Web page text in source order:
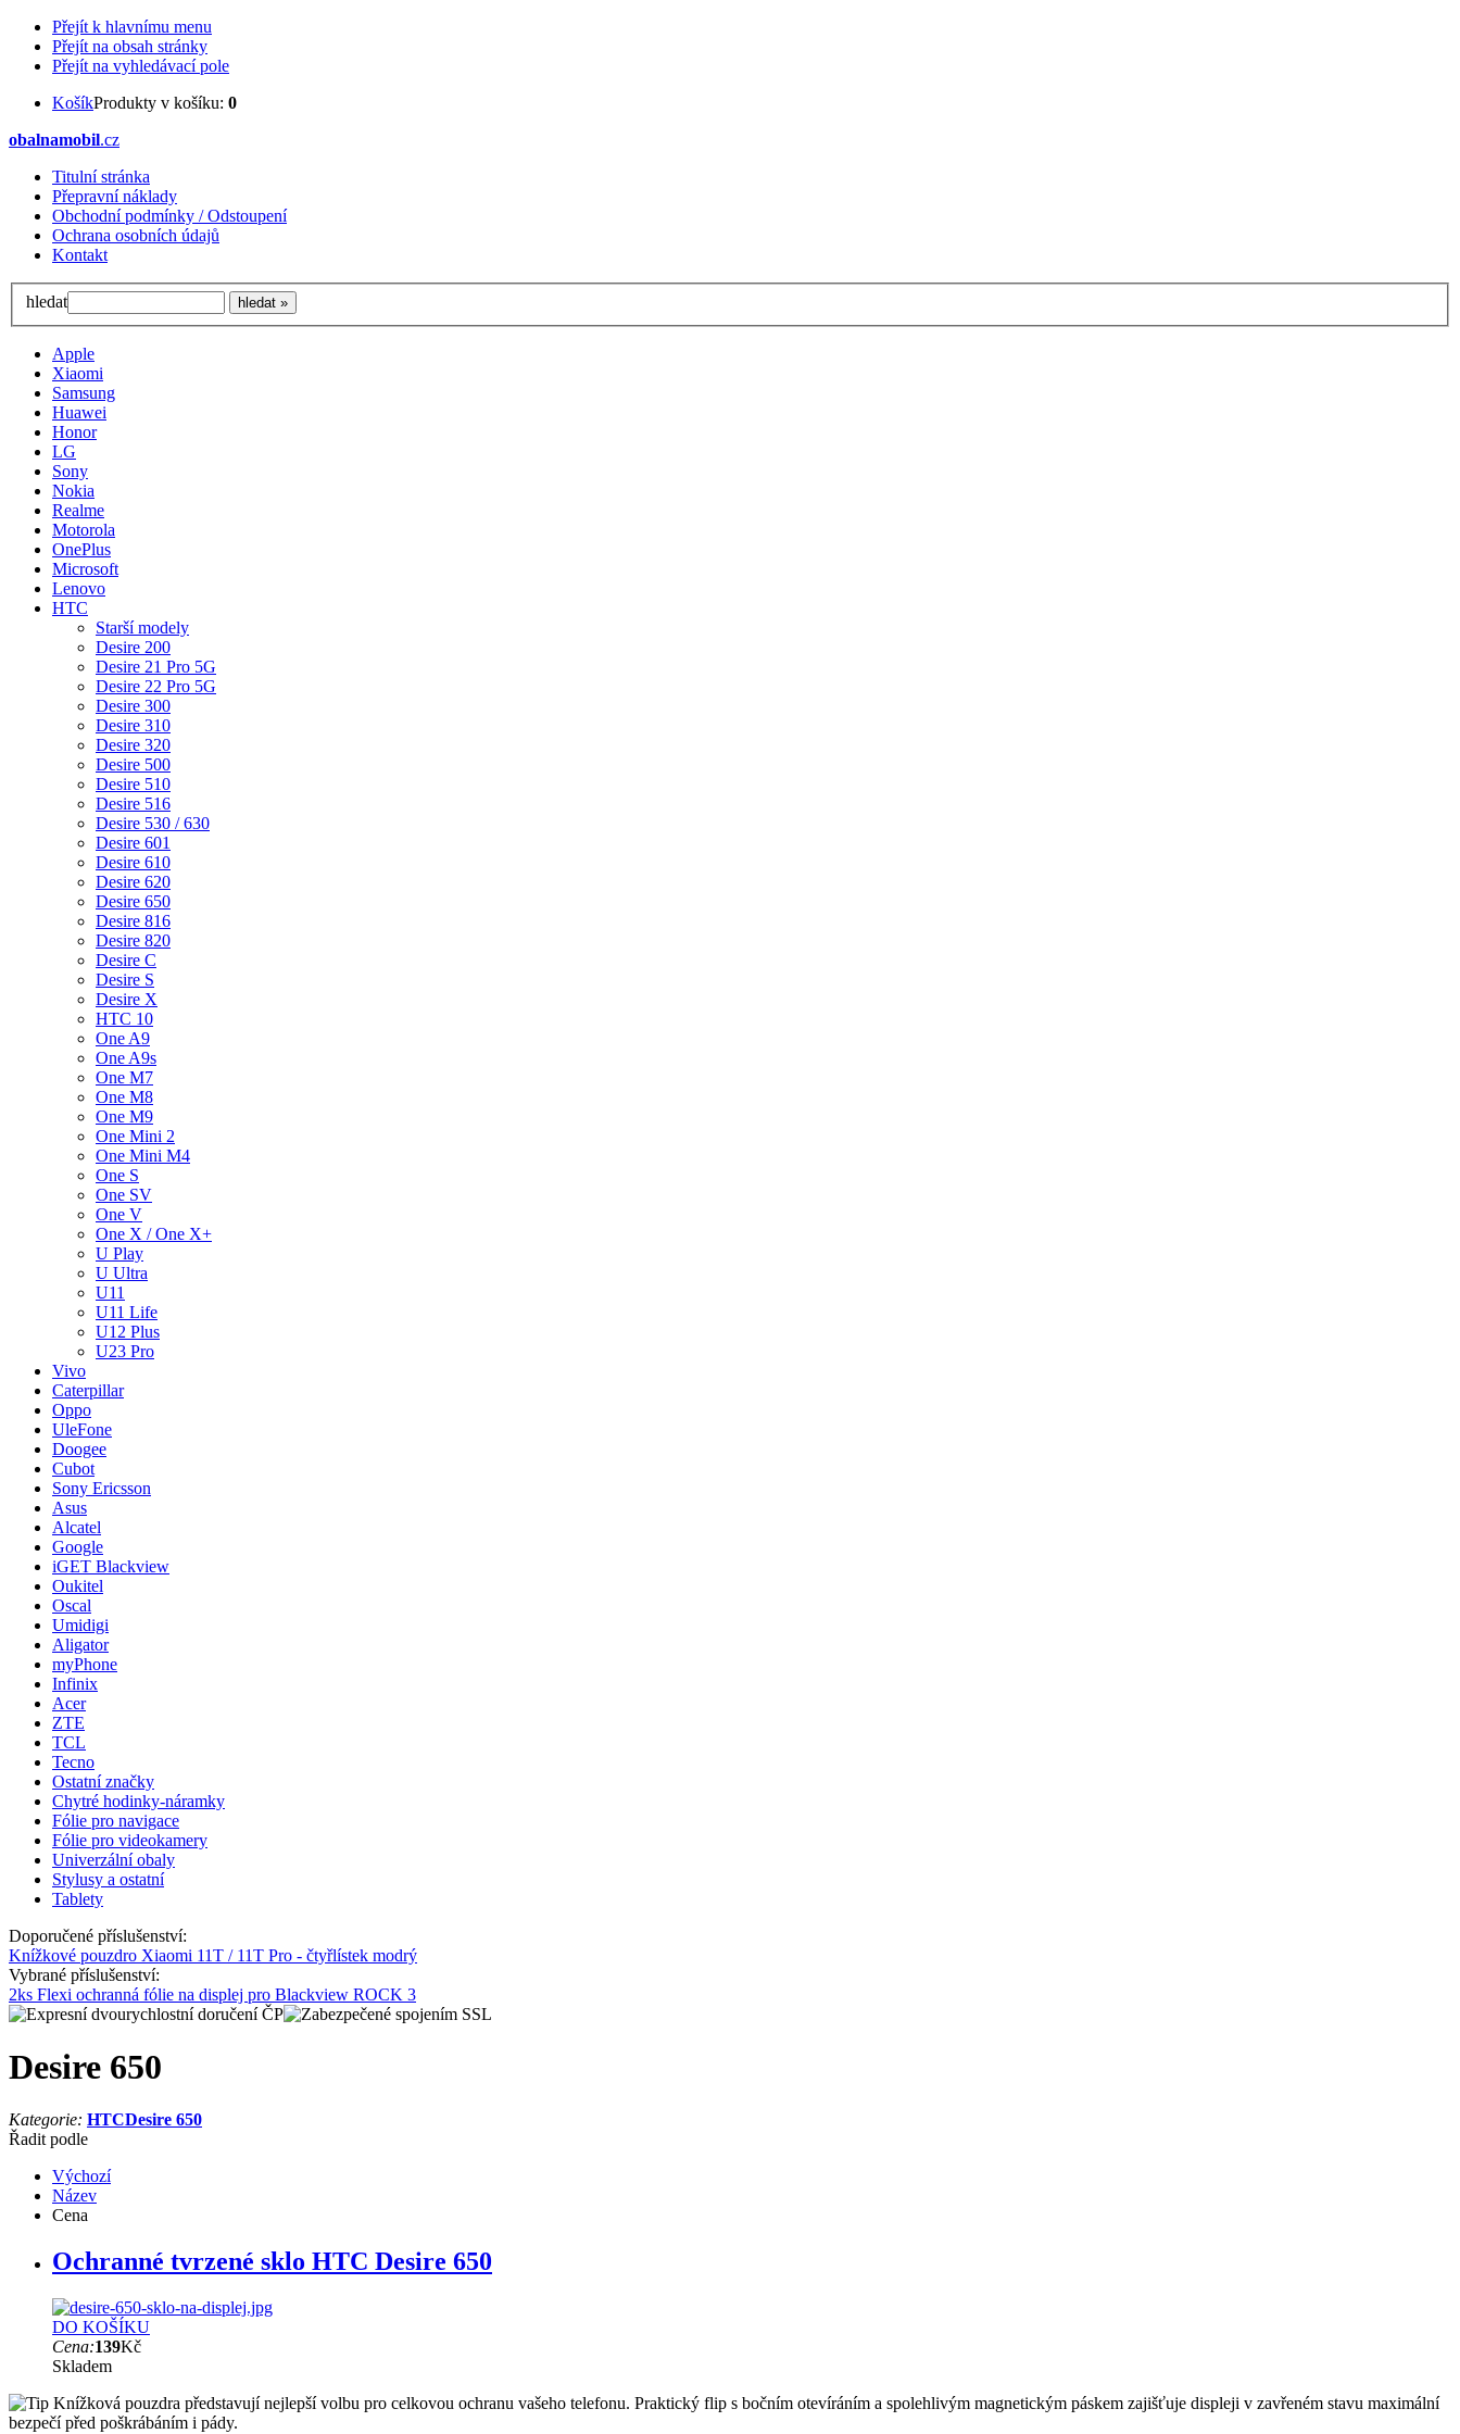
Přejít k hlavnímu menu
Přejít na obsah stránky
Přejít na vyhledávací pole
KošíkProdukty v košíku: 0
obalnamobil.cz
Titulní stránka
Přepravní náklady
Obchodní podmínky / Odstoupení
Ochrana osobních údajů
Kontakt
hledat
Apple
Xiaomi
Samsung
Huawei
Honor
LG
Sony
Nokia
Realme
Motorola
OnePlus
Microsoft
Lenovo
HTC
Starší modely
Desire 200
Desire 21 Pro 5G
Desire 22 Pro 5G
Desire 300
Desire 310
Desire 320
Desire 500
Desire 510
Desire 516
Desire 530 / 630
Desire 601
Desire 610
Desire 620
Desire 650
Desire 816
Desire 820
Desire C
Desire S
Desire X
HTC 10
One A9
One A9s
One M7
One M8
One M9
One Mini 2
One Mini M4
One S
One SV
One V
One X / One X+
U Play
U Ultra
U11
U11 Life
U12 Plus
U23 Pro
Vivo
Caterpillar
Oppo
UleFone
Doogee
Cubot
Sony Ericsson
Asus
Alcatel
Google
iGET Blackview
Oukitel
Oscal
Umidigi
Aligator
myPhone
Infinix
Acer
ZTE
TCL
Tecno
Ostatní značky
Chytré hodinky-náramky
Fólie pro navigace
Fólie pro videokamery
Univerzální obaly
Stylusy a ostatní
Tablety
Doporučené příslušenství:
Knížkové pouzdro Xiaomi 11T / 11T Pro - čtyřlístek modrý
Vybrané příslušenství:
2ks Flexi ochranná fólie na displej pro Blackview ROCK 3
Desire 650
Kategorie: HTCDesire 650
Řadit podle
Výchozí
Název
Cena
Ochranné tvrzené sklo HTC Desire 650
DO KOŠÍKU
Cena:139Kč
Skladem
Knížková pouzdra představují nejlepší volbu pro celkovou ochranu vašeho telefonu. Praktický flip s bočním otevíráním a spolehlivým magnetickým páskem zajišťuje displeji v zavřeném stavu maximální
bezpečí před poškrábáním i pády.